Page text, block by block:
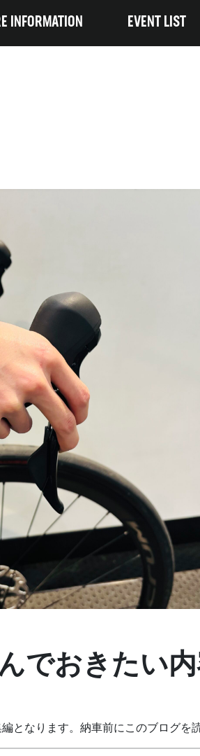
INFORMATION EVENT LIST
でおきたい
となります。納車前にこのブログを